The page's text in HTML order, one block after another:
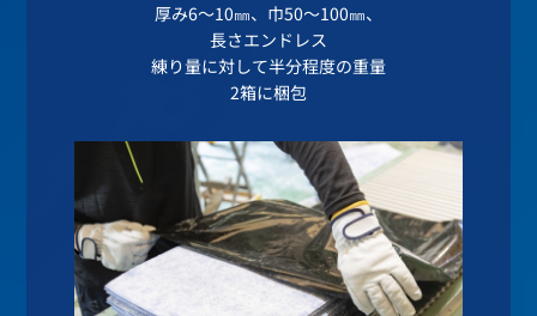
厚み6～10㎜、巾50～100㎜、
長さエンドレス
練り量に対して半分程度の重量
2箱に梱包